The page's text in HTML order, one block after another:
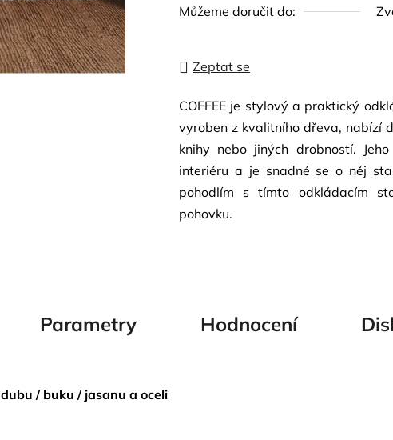
COFFEE je stylový a praktický
vyroben z kvalitního dřeva, nabízí
knihy nebo jiných drobností.
interiéru a je snadné se o něj
pohodlím s tímto odkládacím
pohovku.
Můžeme doručit do:
Zeptat se
Parametry Hodnocení
/ buku / jasanu a oceli